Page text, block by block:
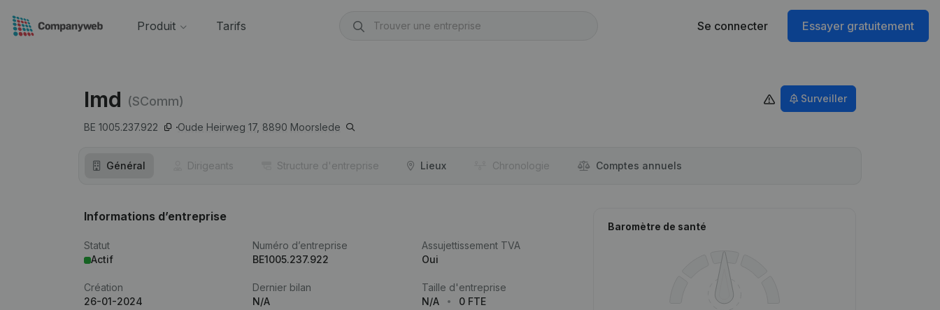
Produit Tarifs Se connecter Essayer gratuitement
Imd (SComm)
BE 1005.237.922 Oude Heirweg 17, 8890 Moorslede
Surveiller
Général Dirigeants Structure d'entreprise Lieux Chronologie Comptes annuels
Informations d’entreprise
Statut
Actif
Numéro d’entreprise
BE1005.237.922
Assujettissement TVA
Oui
Création
26-01-2024
Dernier bilan
N/A
Taille d'entreprise
N/A
0 FTE
Baromètre de santé